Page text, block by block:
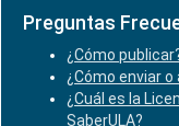
Preguntas
¿Cómo
¿Cómo enviar
¿Cuál es la
SaberULA?